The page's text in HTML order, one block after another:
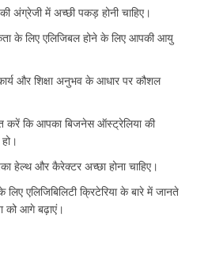
अंग्रेजी में अच्छी पकड़ होनी चाहिए।
के लिए एलिजिबल होने के लिए आपकी आयु
और शिक्षा अनुभव के आधार पर कौशल
करें कि आपका बिजनेस ऑस्ट्रेलिया की
हेल्थ और कैरेक्टर अच्छा होना चाहिए।
एलिजिबिलिटी क्रिटेरिया के बारे में जानते
को आगे बढ़ाएं।